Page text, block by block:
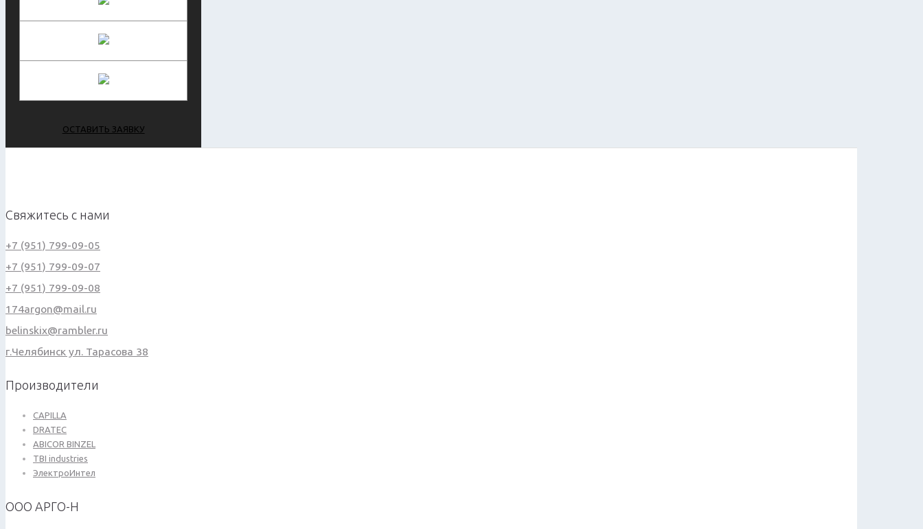
ОСТАВИТЬ ЗАЯВКУ
Свяжитесь с нами
+7 (951) 799-09-05
+7 (951) 799-09-07
+7 (951) 799-09-08
174argon@mail.ru
belinskix@rambler.ru
г.Челябинск ул. Тарасова 38
Производители
CAPILLA
DRATEC
ABICOR BINZEL
TBI industries
ЭлектроИнтел
ООО АРГО-Н